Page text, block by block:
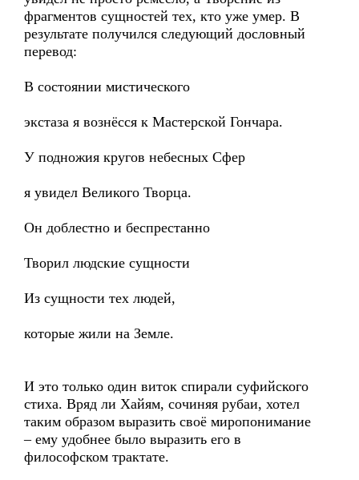
фрагментов сущностей тех, кто уже умер. В
результате получился следующий дословный
перевод:
В состоянии мистического
экстаза я вознёсся к Мастерской Гончара.
У подножия кругов небесных Сфер
я увидел Великого Творца.
Он доблестно и беспрестанно
Творил людские сущности
Из сущности тех людей,
которые жили на Земле.
И это только один виток спирали суфийского
стиха. Вряд ли Хайям, сочиняя рубаи, хотел
таким образом выразить своё миропонимание
– ему удобнее было выразить его в
философском трактате.